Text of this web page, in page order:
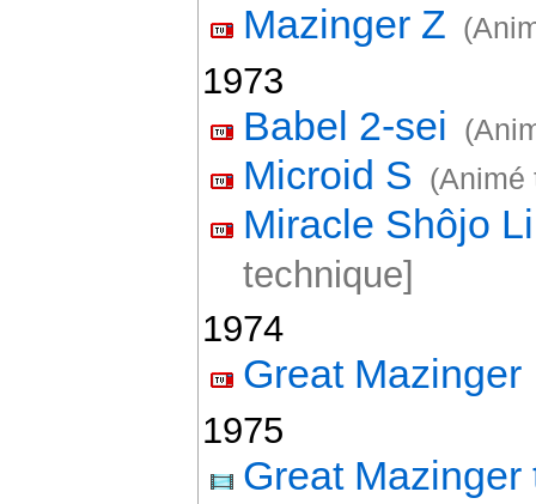
Mazinger Z
1973
Babel 2-sei
Microid S (Animé
Miracle Shôjo
technique]
1974
Great Mazinger
1975
Great